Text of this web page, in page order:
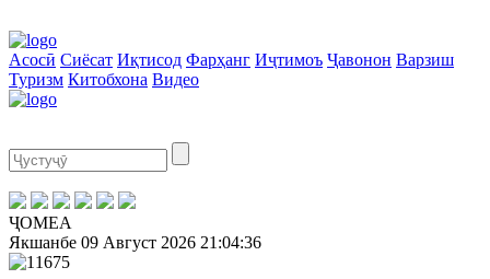
Асосӣ Сиёсат Иқтисод Фарҳанг Иҷтимоъ Ҷавонон Варзиш
Туризм Китобхона Видео
ҶОМЕА
Якшанбе 09 Август 2026 21:04:36